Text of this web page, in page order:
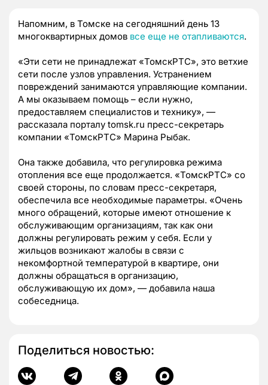
Напомним, в Томске на сегодняшний день 13
многоквартирных домов все еще не отапливаются.
«Эти сети не принадлежат «ТомскРТС», это ветхие
сети после узлов управления. Устранением
повреждений занимаются управляющие компании.
А мы оказываем помощь – если нужно,
предоставляем специалистов и технику», —
рассказала порталу tomsk.ru пресс-секретарь
компании «ТомскРТС» Марина Рыбак.
Она также добавила, что регулировка режима
отопления все еще продолжается. «ТомскРТС» со
своей стороны, по словам пресс-секретаря,
обеспечила все необходимые параметры. «Очень
много обращений, которые имеют отношение к
обслуживающим организациям, так как они
должны регулировать режим у себя. Если у
жильцов возникают жалобы в связи с
некомфортной температурой в квартире, они
должны обращаться в организацию,
обслуживающую их дом», — добавила наша
собеседница.
Поделиться новостью: